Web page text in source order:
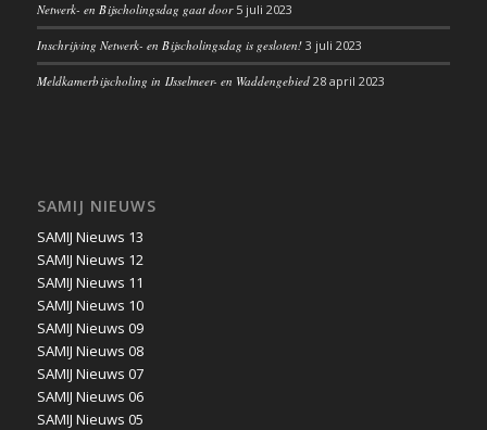
Netwerk- en Bijscholingsdag gaat door 5 juli 2023
Inschrijving Netwerk- en Bijscholingsdag is gesloten! 3 juli 2023
Meldkamerbijscholing in IJsselmeer- en Waddengebied 28 april 2023
SAMIJ NIEUWS
SAMIJ Nieuws 13
SAMIJ Nieuws 12
SAMIJ Nieuws 11
SAMIJ Nieuws 10
SAMIJ Nieuws 09
SAMIJ Nieuws 08
SAMIJ Nieuws 07
SAMIJ Nieuws 06
SAMIJ Nieuws 05